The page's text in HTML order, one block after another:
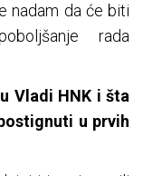
nadam da će biti
rada
Vladi HNK i šta
u prvih